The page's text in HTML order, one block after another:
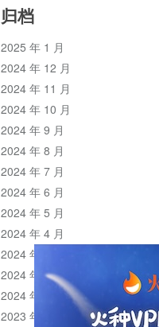
归档
2025 年 1 月
2024 年 12 月
2024 年 11 月
2024 年 10 月
2024 年 9 月
2024 年 8 月
2024 年 7 月
2024 年 6 月
2024 年 5 月
2024 年 4 月
2024 年 3 月
2024 年 2 月
2024 年 1 月
2023 年 12 月